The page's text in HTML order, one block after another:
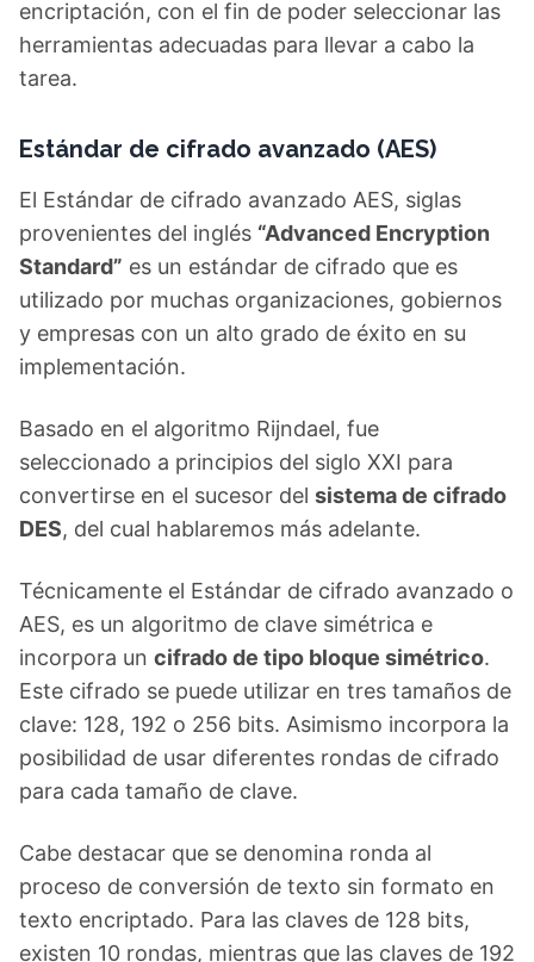
encriptación, con el fin de poder seleccionar las
herramientas adecuadas para llevar a cabo la
tarea.
Estándar de cifrado avanzado (AES)
El Estándar de cifrado avanzado AES, siglas
provenientes del inglés “Advanced Encryption
Standard” es un estándar de cifrado que es
utilizado por muchas organizaciones, gobiernos
y empresas con un alto grado de éxito en su
implementación.
Basado en el algoritmo Rijndael, fue
seleccionado a principios del siglo XXI para
convertirse en el sucesor del sistema de cifrado
DES, del cual hablaremos más adelante.
Técnicamente el Estándar de cifrado avanzado o
AES, es un algoritmo de clave simétrica e
incorpora un cifrado de tipo bloque simétrico.
Este cifrado se puede utilizar en tres tamaños de
clave: 128, 192 o 256 bits. Asimismo incorpora la
posibilidad de usar diferentes rondas de cifrado
para cada tamaño de clave.
Cabe destacar que se denomina ronda al
proceso de conversión de texto sin formato en
texto encriptado. Para las claves de 128 bits,
existen 10 rondas, mientras que las claves de 192